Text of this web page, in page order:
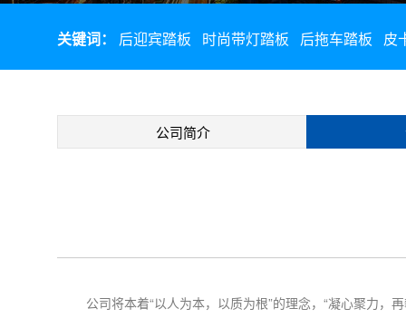
关键词： 后迎宾踏板 时尚带灯踏板 后拖车踏板 皮
公司简介
公司将本着“以人为本，以质为根”的理念，“凝心聚力，再